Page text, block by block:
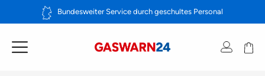
Inhalt
Bundesweiter Service durch geschultes Personal